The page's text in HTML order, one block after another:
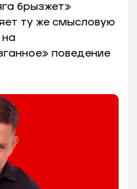
брызжет»
ту же смысловую
на
поведение